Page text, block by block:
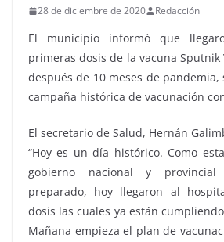
28 de diciembre de 2020 Redacción
El municipio informó que
primeras dosis de la vacuna Sputnik
después de 10 meses de
campaña histórica de vacunación
El secretario de Salud, Hernán
“Hoy es un día histórico. Como
gobierno nacional y
preparado, hoy llegaron al
dosis las cuales ya están
Mañana empieza el plan de